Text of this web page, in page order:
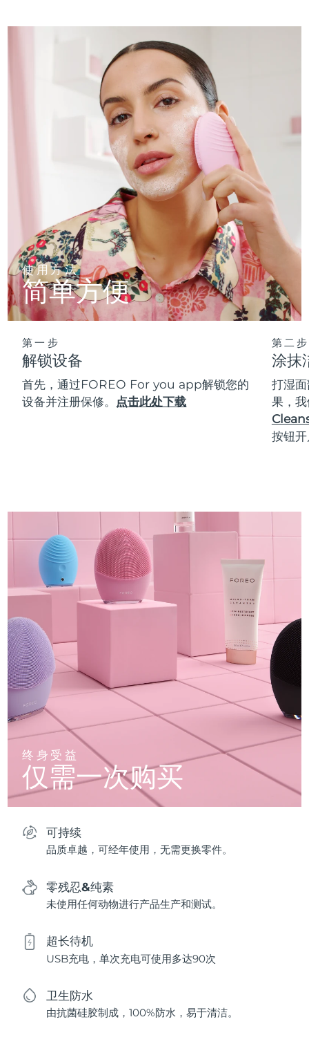
使用方法
简单方便
第一步
解锁设备
首先，通过FOREO For you app解锁您的
设备并注册保修。 点击此处下载
第二步
涂抹
打湿
果，
按钮
终身受益
仅需一次购买
可持续
品质卓越，可经年使用，无需更换零件。
零残忍&纯素
未使用任何动物进行产品生产和测试。
超长待机
USB充电，单次充电可使用多达90次
卫生防水
由抗菌硅胶制成，100%防水，易于清洁。